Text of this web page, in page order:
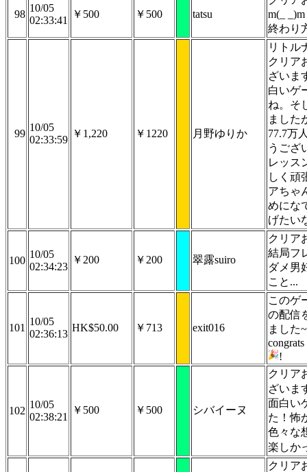
98
10/05
02:33:41
￥500 ￥500 tatsu
m(_
終わり
99
10/05
02:33:59
￥1,220 ￥1220 月野ゆりか
リトル
クリア
ざいま
白いゲ
ね。そ
ました
77.7万
うござ
レッス
しく頑
アちゃ
めにな
げたい
100
10/05
02:34:23
￥200 ￥200 翠露suiro
クリア
結局フ
ダメ男
こと...
101
10/05
02:36:13
HK$50.00 ￥713 exit016
このゲ
の配信
ました
!
102
10/05
02:38:21
￥500 ￥500 シバイーヌ
クリア
ざいま
面白い
た！怖
色々な
楽しか
クリア